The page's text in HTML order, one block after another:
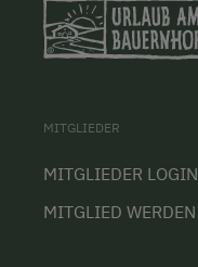
MITGLIEDER
MITGLIEDER LOGIN
MITGLIED WERDEN